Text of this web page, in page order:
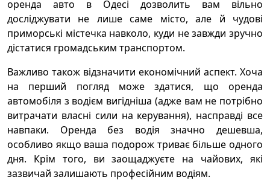
оренда авто в Одесі дозволить вам вільно
досліджувати не лише саме місто, але й чудові
приморські містечка навколо, куди не завжди зручно
дістатися громадським транспортом.
Важливо також відзначити економічний аспект. Хоча
на перший погляд може здатися, що оренда
автомобіля з водієм вигідніша (адже вам не потрібно
витрачати власні сили на керування), насправді все
навпаки. Оренда без водія значно дешевша,
особливо якщо ваша подорож триває більше одного
дня. Крім того, ви заощаджуєте на чайових, які
зазвичай залишають професійним водіям.